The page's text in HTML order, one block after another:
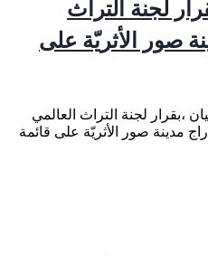
لجنة التراث
صور الأثریّة على
،بقرار لجنة التراث العالمي
مدینة صور الأثریّة على قائمة